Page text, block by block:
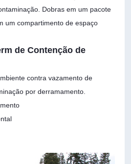
Dobras em um pacote
um compartimento de espaço
de Contenção de
contra vazamento de
por derramamento.